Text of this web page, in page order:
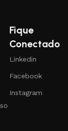
Fique
Conectado
Linkedin
Facebook
Instagram